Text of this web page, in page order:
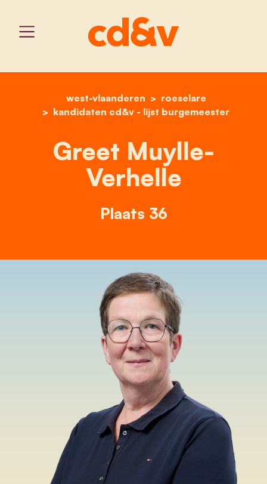
home
west-vlaanderen
roeselare
kandidaten cd&v - lijst burgemeester
greet muylle-verhelle
Greet Muylle-
Verhelle
Plaats 36